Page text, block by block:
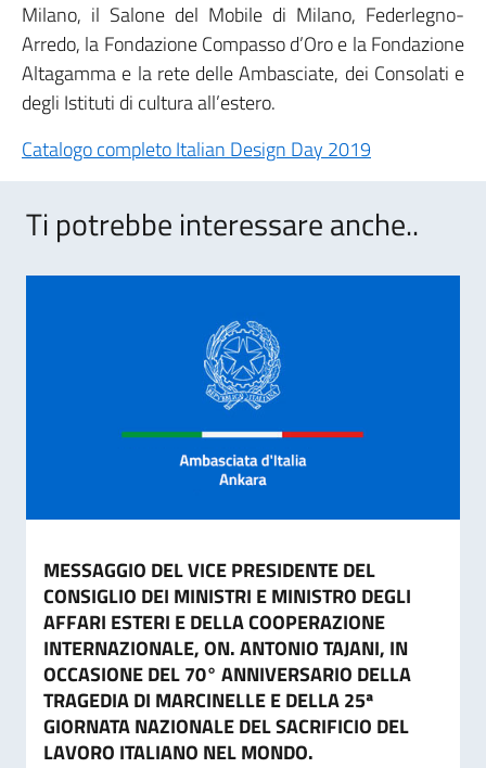
Milano, il Salone del Mobile di Milano, Federlegno-
Arredo, la Fondazione Compasso d’Oro e la Fondazione
Altagamma e la rete delle Ambasciate, dei Consolati e
degli Istituti di cultura all’estero.
Catalogo completo Italian Design Day 2019
Ti potrebbe interessare anche..
MESSAGGIO DEL VICE PRESIDENTE DEL
CONSIGLIO DEI MINISTRI E MINISTRO DEGLI
AFFARI ESTERI E DELLA COOPERAZIONE
INTERNAZIONALE, ON. ANTONIO TAJANI, IN
OCCASIONE DEL 70° ANNIVERSARIO DELLA
TRAGEDIA DI MARCINELLE E DELLA 25ª
GIORNATA NAZIONALE DEL SACRIFICIO DEL
LAVORO ITALIANO NEL MONDO.